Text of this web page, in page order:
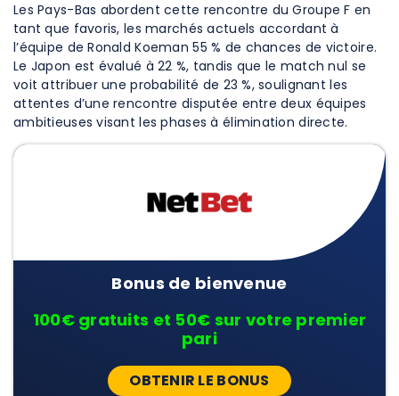
Les Pays-Bas abordent cette rencontre du Groupe F en
tant que favoris, les marchés actuels accordant à
l’équipe de Ronald Koeman 55 % de chances de victoire.
Le Japon est évalué à 22 %, tandis que le match nul se
voit attribuer une probabilité de 23 %, soulignant les
attentes d’une rencontre disputée entre deux équipes
ambitieuses visant les phases à élimination directe.
Bonus de bienvenue
100€ gratuits et 50€ sur votre premier
pari
OBTENIR LE BONUS